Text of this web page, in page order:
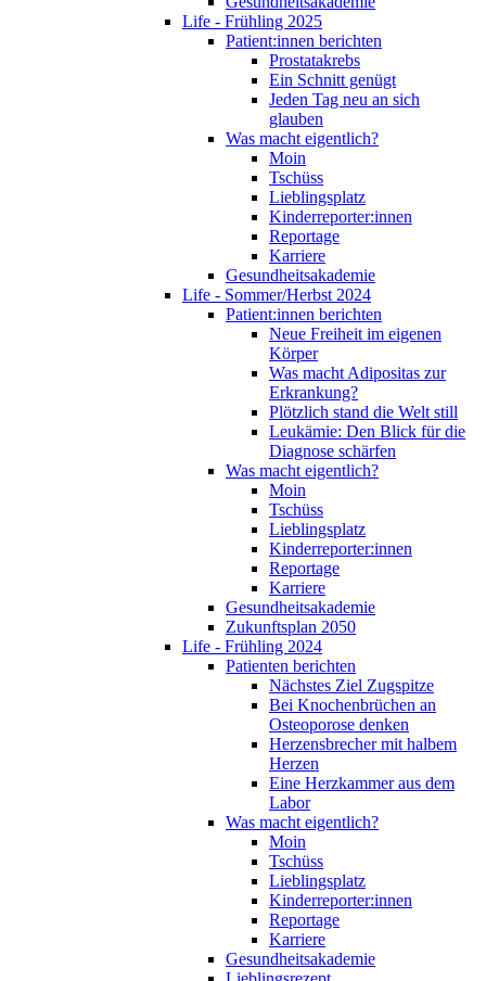
Life - Frühling 2025
Patient:innen berichten
Prostatakrebs
Ein Schnitt genügt
Jeden Tag neu an sich
glauben
Was macht eigentlich?
Moin
Tschüss
Lieblingsplatz
Kinderreporter:innen
Reportage
Karriere
Gesundheitsakademie
Life - Sommer/Herbst 2024
Patient:innen berichten
Neue Freiheit im eigenen
Körper
Was macht Adipositas zur
Erkrankung?
Plötzlich stand die Welt still
Leukämie: Den Blick für die
Diagnose schärfen
Was macht eigentlich?
Moin
Tschüss
Lieblingsplatz
Kinderreporter:innen
Reportage
Karriere
Gesundheitsakademie
Zukunftsplan 2050
Life - Frühling 2024
Patienten berichten
Nächstes Ziel Zugspitze
Bei Knochenbrüchen an
Osteoporose denken
Herzensbrecher mit halbem
Herzen
Eine Herzkammer aus dem
Labor
Was macht eigentlich?
Moin
Tschüss
Lieblingsplatz
Kinderreporter:innen
Reportage
Karriere
Gesundheitsakademie